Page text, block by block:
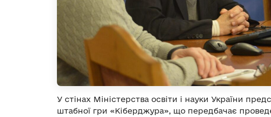
У стінах Міністерства освіти і науки України
штабної гри «Кіберджура», що передбачає